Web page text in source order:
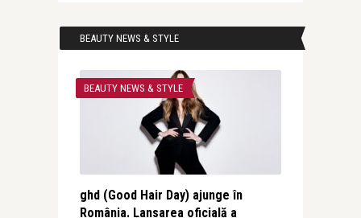
BEAUTY NEWS & STYLE
BEAUTY NEWS & STYLE
ghd (Good Hair Day) ajunge în
România. Lansarea oficială a